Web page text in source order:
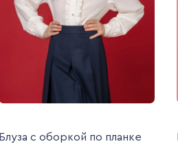
Блуза с оборкой по планке